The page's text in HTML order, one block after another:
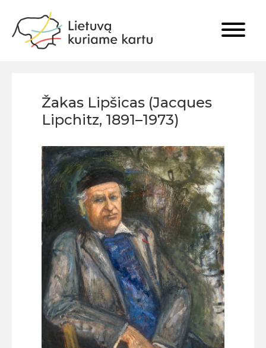
Žakas Lipšicas (Jacques
Lipchitz, 1891–1973)